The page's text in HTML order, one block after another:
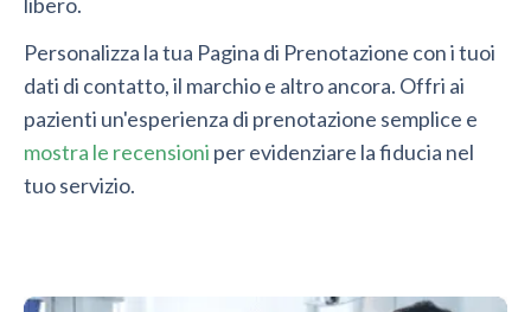
Personalizza la tua Pagina di Prenotazione con i tuoi
dati di contatto, il marchio e altro ancora. Offri ai
pazienti un'esperienza di prenotazione semplice e
mostra le recensioni per evidenziare la fiducia nel
tuo servizio.